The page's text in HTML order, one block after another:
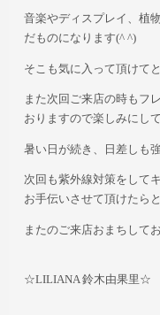
音楽やディスプレイ、植
だものになります(^ ^)
そこも気に入って頂けて
また次回ご来店の時もフ
おりますので楽しみにし
暑い日が続き、日差しも
次回も紫外線対策をして
お手伝いさせて頂けたら
またのご来店おまちして
☆LILIANA 鈴木由果里☆